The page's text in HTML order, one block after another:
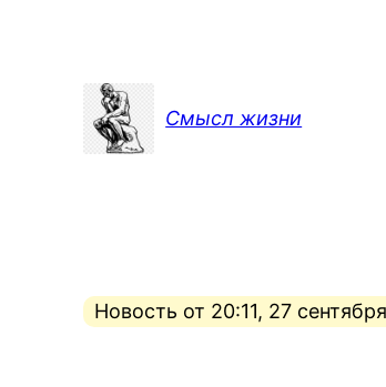
содержимому
Смысл жизни
Новость от 20:11, 27